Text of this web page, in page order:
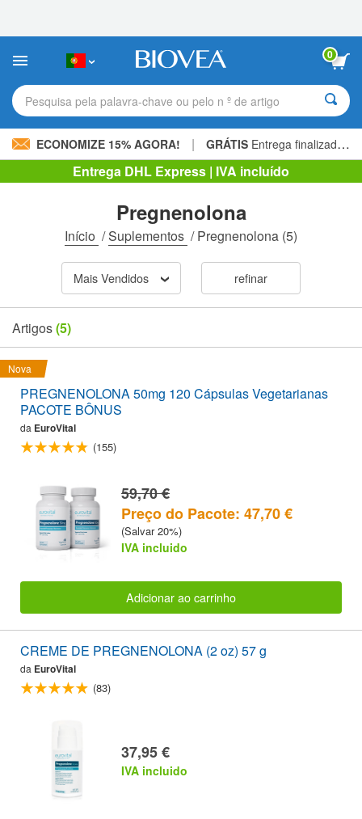
site
um
de
acessibilidade.
0
Pesquisa pela palavra-chave ou pelo n º de artigo
ECONOMIZE 15% AGORA! | GRÁTIS Entrega finalizada 60,00 € »
Entrega DHL Express | IVA incluído
Pregnenolona
Início /Suplementos /Pregnenolona (5)
Mais Vendidos refinar
Artigos(5)
Nova
PREGNENOLONA 50mg 120 Cápsulas Vegetarianas
PACOTE BÔNUS
da EuroVital
(155)
59,70 €
Preço do Pacote: 47,70 €
(Salvar 20%)
IVA incluido
Adicionar ao carrinho
CREME DE PREGNENOLONA (2 oz) 57 g
da EuroVital
(83)
37,95 €
IVA incluido